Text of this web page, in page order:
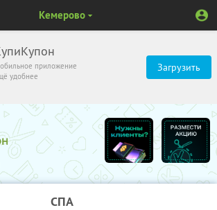
приложение
удобнее
Загрузить
Кемерово
СПА